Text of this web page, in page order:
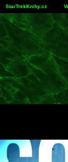
StarTrekKnihy.cz